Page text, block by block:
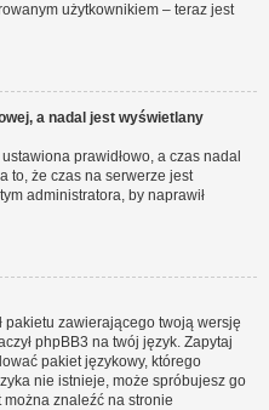
użytkownikiem – teraz jest
a nadal jest wyświetlany
prawidłowo, a czas nadal
to, że czas na serwerze jest
administratora, by naprawił
pakietu zawierającego twoją wersję
phpBB3 na twój język. Zapytaj
pakiet językowy, którego
nie istnieje, może spróbujesz go
znaleźć na stronie